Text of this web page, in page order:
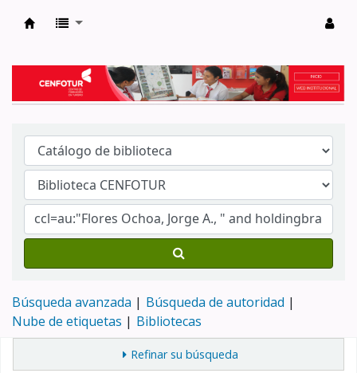
Búsqueda avanzada
Búsqueda de autoridad
Nube de etiquetas
Bibliotecas
Refinar su búsqueda